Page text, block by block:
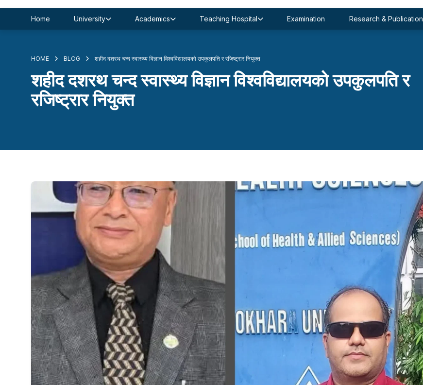
Home University Academics Teaching Hospital Examination Research & Publication
HOME BLOG शहीद दशरथ चन्द स्वास्थ्य विज्ञान विश्वविद्यालयको उपकुलपति र रजिष्ट्रार नियुक्त
शहीद दशरथ चन्द स्वास्थ्य विज्ञान विश्वविद्यालयको उपकुलपति र
रजिष्ट्रार नियुक्त